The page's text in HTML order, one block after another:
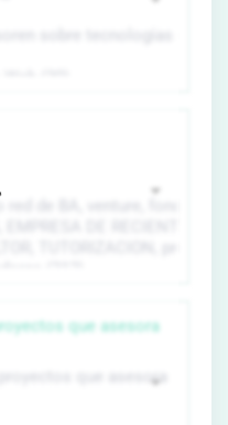
que asesora